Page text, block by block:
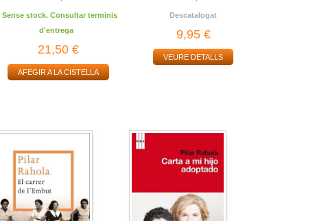
Sense stock. Consultar terminis
d'entrega
21,50 €
AFEGIR A LA CISTELLA
Descatalogat
9,95 €
VEURE DETALLS